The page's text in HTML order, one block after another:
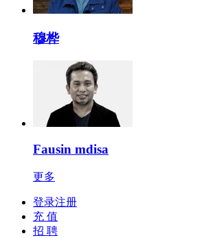
穆桦
Fausin mdisa
更多
登录注册
充 值
招 聘